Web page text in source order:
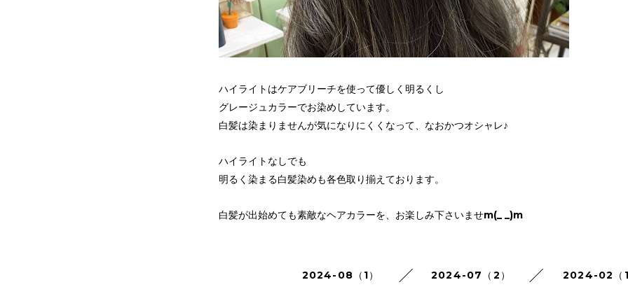
ハイライトはケアブリーチを使って優しく明るくし
グレージュカラーでお染めしています。
白髪は染まりませんが気になりにくくなって、なおかつオシャレ♪
ハイライトなしでも
明るく染まる白髪染めも各色取り揃えております。
白髪が出始めても素敵なヘアカラーを、お楽しみ下さいませm(_ _)m
2024-08（1） 2024-07（2） 2024-02（